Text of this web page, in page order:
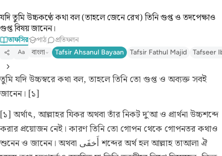
যদি তুমি উচ্চকণ্ঠে কথা বল (তাহলে জেনে রেখ) তিনি গুপ্ত ও তদপেক্ষাও
গুপ্ত বিষয় জানেন।
তাফসির পাঠ প্রতিফলন
Aa বাংলা Tafsir Ahsanul Bayaan Tafsir Fathul Majid Tafseer
তুমি যদি উচ্চস্বরে কথা বল, তাহলে তিনি তো গুপ্ত ও অব্যক্ত সবই
জানেন। [১]
[১] অর্থাৎ, আল্লাহর যিকর অথবা তাঁর নিকট দু'আ ও প্রার্থনা উচ্চশব্দে
করার প্রয়োজন নেই। কারণ তিনি তো গোপন থেকে গোপনতর কথাও
শুনেন ও জানেন। অথবা أَخفَى শব্দের অর্থ হল আল্লাহ তাআলা ঐ